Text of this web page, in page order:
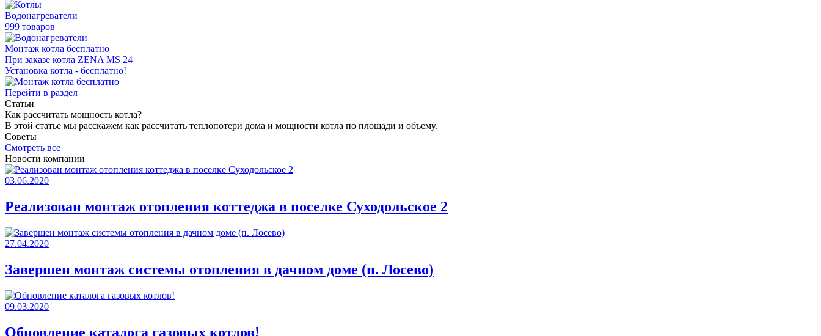
Водонагреватели
999 товаров
Монтаж котла бесплатно
При заказе котла ZENA MS 24
Установка котла - бесплатно!
Перейти в раздел
Статьи
Как раcсчитать мощность котла?
В этой статье мы расскажем как рассчитать теплопотери дома и мощности котла по площади и объему.
Советы
Смотреть все
Новости компании
03.06.2020
Реализован монтаж отопления коттеджа в поселке Суходольское 2
27.04.2020
Завершен монтаж системы отопления в дачном доме (п. Лосево)
09.03.2020
Обновление каталога газовых котлов!